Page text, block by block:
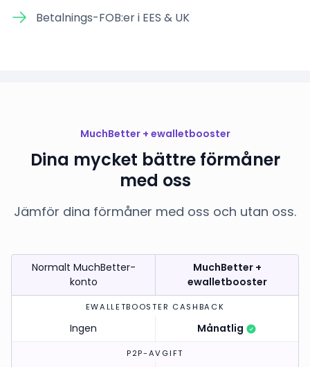
Betalnings-FOB:er i EES & UK
MuchBetter + ewalletbooster
Dina mycket bättre förmåner
med oss
Jämför dina förmåner med oss och utan oss.
Normalt MuchBetter-
konto
MuchBetter +
ewalletbooster
EWALLETBOOSTER CASHBACK
Ingen Månatlig
P2P-AVGIFT